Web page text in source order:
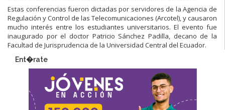
Estas conferencias fueron dictadas por servidores de la Agencia de
Regulación y Control de las Telecomunicaciones (Arcotel), y causaron
mucho interés entre los estudiantes universitarios. El evento fue
inaugurado por el doctor Patricio Sánchez Padilla, decano de la
Facultad de Jurisprudencia de la Universidad Central del Ecuador.
Ent�rate